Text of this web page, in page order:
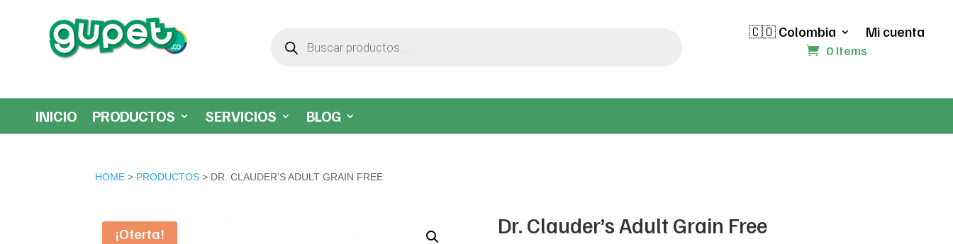
productos
🇨🇴 Colombia Mi cuenta
0 Items
INICIO PRODUCTOS SERVICIOS BLOG
HOME > PRODUCTOS > DR. CLAUDER’S ADULT GRAIN FREE
¡Oferta! Dr. Clauder’s Adult Grain Free